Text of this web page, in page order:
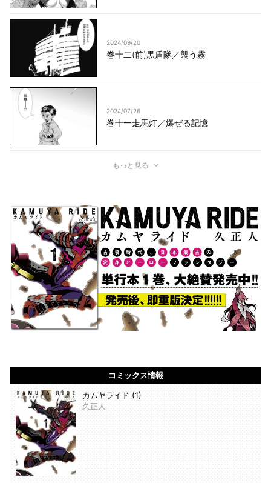
2024/09/20
巻十二(前)黒盾隊／襲う霧
2024/07/26
巻十一走馬灯／爆ぜる記憶
もっと見る
コミックス情報
カムヤライド (1)
久正人